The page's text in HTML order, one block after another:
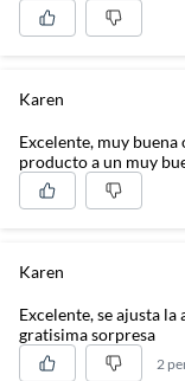
Karen
Excelente, muy
producto a un muy
Karen
Excelente, se ajusta
gratisima sorpresa
2